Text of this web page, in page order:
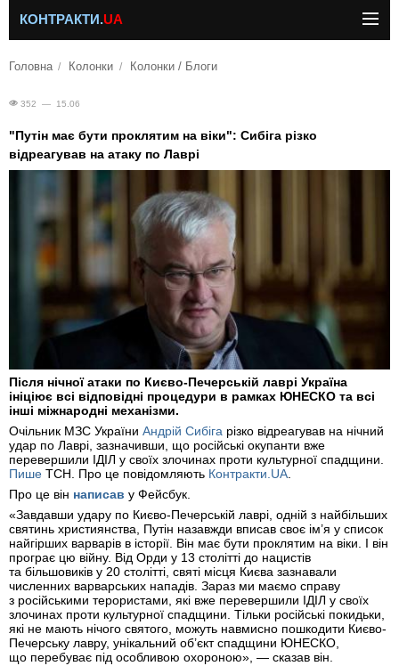
КОНТРАКТИ.UA
Головна Колонки Колонки / Блоги
352 — 15.06
"Путін має бути проклятим на віки": Сибіга різко
відреагував на атаку по Лаврі
Після нічної атаки по Києво-Печерській лаврі Україна
ініціює всі відповідні процедури в рамках ЮНЕСКО та всі
інші міжнародні механізми.
Очільник МЗС України Андрій Сибіга різко відреагував на нічний
удар по Лаврі, зазначивши, що російські окупанти вже
перевершили ІДІЛ у своїх злочинах проти культурної спадщини.
Пише ТСН. Про це повідомляють Контракти.UA.
Про це він написав у Фейсбук.
«Завдавши удару по Києво-Печерській лаврі, одній з найбільших
святинь християнства, Путін назавжди вписав своє ім’я у список
найгірших варварів в історії. Він має бути проклятим на віки. І він
програє цю війну. Від Орди у 13 столітті до нацистів
та більшовиків у 20 столітті, святі місця Києва зазнавали
численних варварських нападів. Зараз ми маємо справу
з російськими терористами, які вже перевершили ІДІЛ у своїх
злочинах проти культурної спадщини. Тільки російські покидьки,
які не мають нічого святого, можуть навмисно пошкодити Києво-
Печерську лавру, унікальний об’єкт спадщини ЮНЕСКО,
що перебуває під особливою охороною», — сказав він.